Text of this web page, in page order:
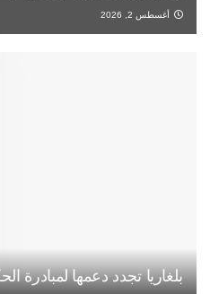
أغسطس 2, 2026
بلغاريا تجدد دعمها لمبادرة